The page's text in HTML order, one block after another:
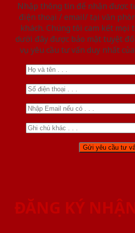
Nhập thông tin để nhận được
điện thoại / email/ tại văn
khách. Chúng tôi cam kết mọi
dưới đây được bảo mật tuyệt
vụ yêu cầu tư vấn duy nhất
ĐĂNG KÝ